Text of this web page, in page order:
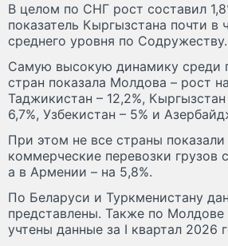
В целом по СНГ рост составил
показатель Кыргызстана почти
среднего уровня по Содружеству.
Самую высокую динамику среди
стран показала Молдова – рост
Таджикистан – 12,2%, Кыргызстан
6,7%, Узбекистан – 5% и
При этом не все страны
коммерческие перевозки грузов
а в Армении – на 5,8%.
По Беларуси и Туркменистану
представлены. Также по Молдове
учтены данные за I квартал 2026